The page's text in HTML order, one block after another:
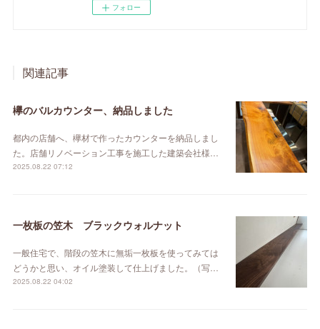
フォロー
関連記事
欅のバルカウンター、納品しました
都内の店舗へ、欅材で作ったカウンターを納品しまし
た。店舗リノベーション工事を施工した建築会社様…
2025.08.22 07:12
一枚板の笠木 ブラックウォルナット
一般住宅で、階段の笠木に無垢一枚板を使ってみては
どうかと思い、オイル塗装して仕上げました。（写…
2025.08.22 04:02